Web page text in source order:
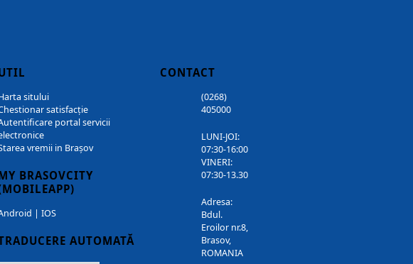
sitului
satisfacție
portal servicii
vremii in Brașov
BRASOVCITY
| IOS
AUTOMATĂ
CONTACT
(0268)
405000
LUNI-JOI:
07:30-16:00
VINERI:
07:30-13.30
Adresa:
Bdul.
Eroilor nr.8,
Brasov,
ROMANIA